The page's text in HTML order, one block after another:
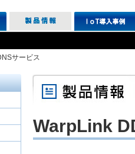
サービス
WarpLink